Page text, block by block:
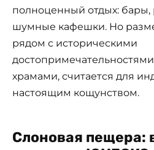
полноценный отдых: бары,
шумные кафешки. Но
рядом с историческими
храмами, считается для
настоящим кощунством.
Слоновая пещера: